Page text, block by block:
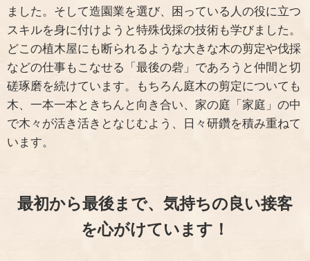
ました。そして造園業を選び、困っている人の役に立つ
スキルを身に付けようと特殊伐採の技術も学びました。
どこの植木屋にも断られるような大きな木の剪定や伐採
などの仕事もこなせる「最後の砦」であろうと仲間と切
磋琢磨を続けています。もちろん庭木の剪定についても
木、一本一本ときちんと向き合い、家の庭「家庭」の中
で木々が活き活きとなじむよう、日々研鑽を積み重ねて
います。
最初から最後まで、気持ちの良い接客
を心がけています！